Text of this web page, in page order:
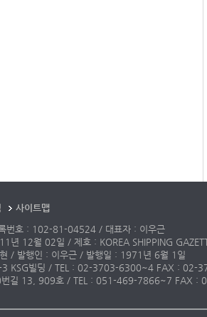
사이트맵
번호 : 102-81-04524 / 대표자 : 이우근
년 12월 02일 / 제호 : KOREA SHIPPING
/ 발행인 : 이우근 / 발행일 : 1971년 6월 1일
3 KSG빌딩 / TEL : 02-3703-6300~4 FAX :
번길 13, 909호 / TEL : 051-469-7866~7 FAX :